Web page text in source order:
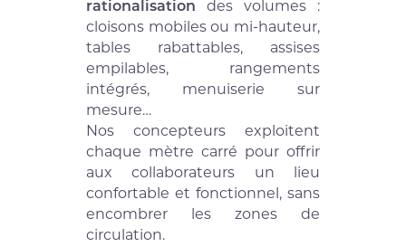
rationalisation des volumes :
cloisons mobiles ou mi-hauteur,
tables rabattables, assises
empilables, rangements
intégrés, menuiserie sur
mesure…
Nos concepteurs exploitent
chaque mètre carré pour offrir
aux collaborateurs un lieu
confortable et fonctionnel, sans
encombrer les zones de
circulation.